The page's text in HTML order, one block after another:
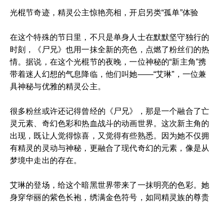
光棍节奇迹，精灵公主惊艳亮相，开启另类“孤单”体验
在这个特殊的节日里，不只是单身人士在默默坚守独行的
时刻，《尸兄》也用一抹全新的亮色，点燃了粉丝们的热
情。据说，在这个光棍节的夜晚，一位神秘的“新主角”携
带着迷人幻想的气息降临，他们叫她——“艾琳”，一位兼
具神秘与优雅的精灵公主。
很多粉丝或许还记得曾经的《尸兄》，那是一个融合了亡
灵元素、奇幻色彩和热血战斗的动画世界。这次新主角的
出现，既让人觉得惊喜，又觉得有些熟悉。因为她不仅拥
有精灵的灵动与神秘，更融合了现代奇幻的元素，像是从
梦境中走出的存在。
艾琳的登场，给这个暗黑世界带来了一抹明亮的色彩。她
身穿华丽的紫色长袍，绣满金色符号，如同精灵族的尊贵